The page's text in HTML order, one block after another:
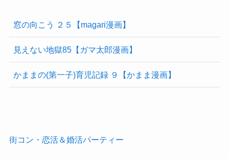
窓の向こう ２５【magari漫画】
見えない地獄85【ガマ太郎漫画】
かままの(第一子)育児記録 ９【かまま漫画】
街コン・恋活＆婚活パーティー